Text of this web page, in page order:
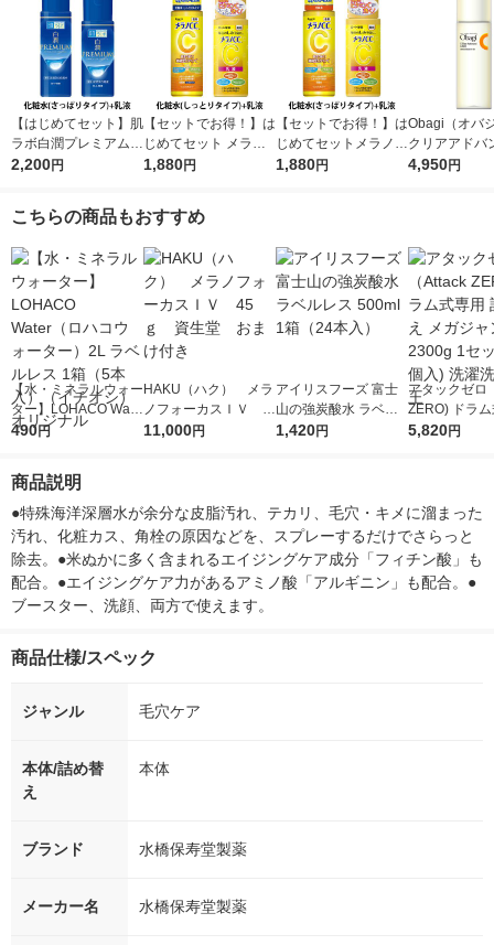
【はじめてセット】肌
ラボ白潤プレミアム薬
用浸透美白化粧水＋乳
2,200円
【セットでお得！】は
じめてセット メラノC
C薬用しみ対策美白化
1,880円
【セットでお得！】は
じめてセットメラノC
C薬用しみ対策美白化
1,880円
Obagi（オ
クリアアドバ
ーション 本
4,950円
こちらの商品もおすすめ
【水・ミネラルウォー
ター】LOHACO Wate
r（ロハコウォータ
シ） オリジナル
490円
HAKU（ハク） メラ
ノフォーカスＩＶ 4
5ｇ 資生堂 おまけ
11,000円
アイリスフーズ 富士
山の強炭酸水 ラベル
レス 500ml 1箱（24
1,420円
アタックゼロ
ZERO) ドラ
詰め替え メガ
5,820円
商品説明
●特殊海洋深層水が余分な皮脂汚れ、テカリ、毛穴・キメに溜まった
汚れ、化粧カス、角栓の原因などを、スプレーするだけでさらっと
除去。●米ぬかに多く含まれるエイジングケア成分「フィチン酸」も
配合。●エイジングケア力があるアミノ酸「アルギニン」も配合。●
ブースター、洗顔、両方で使えます。
商品仕様/スペック
ジャンル 毛穴ケア
本体/詰め替
え
本体
ブランド 水橋保寿堂製薬
メーカー名 水橋保寿堂製薬